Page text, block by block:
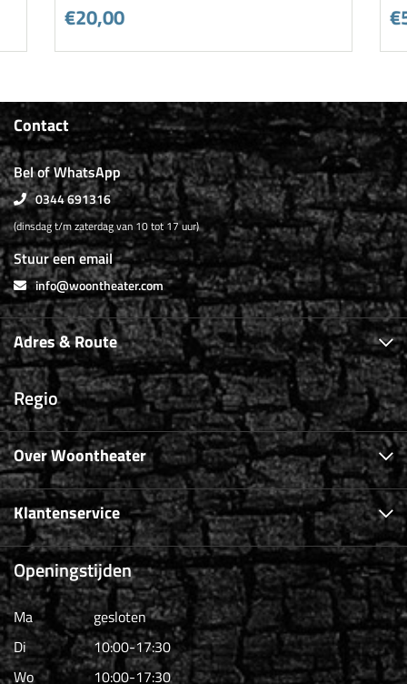
€20,00
Contact
Bel of WhatsApp
0344 691316
(dinsdag t/m zaterdag van 10 tot 17 uur)
Stuur een email
info@woontheater.com
Adres & Route
Regio
Over Woontheater
Klantenservice
Openingstijden
Ma
gesloten
Di
10:00-17:30
Wo
10:00-17:30